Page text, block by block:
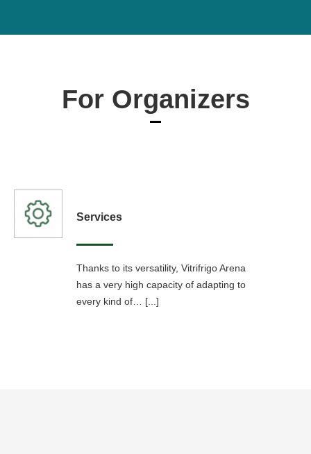
For Organizers
Services
Thanks to its versatility, Vitrifrigo Arena
has a very high capacity of adapting to
every kind of… [...]